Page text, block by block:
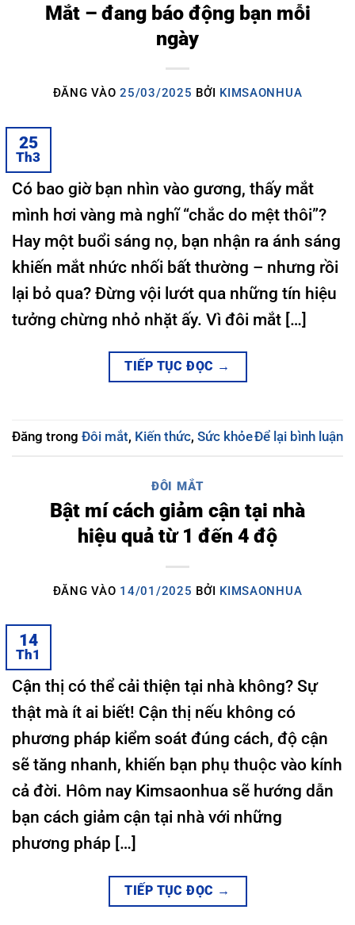
Mắt – đang báo động bạn mỗi
ngày
ĐĂNG VÀO25/03/2025 BỞI KIMSAONHUA
25
Th3
Có bao giờ bạn nhìn vào gương, thấy mắt
mình hơi vàng mà nghĩ “chắc do mệt thôi”?
Hay một buổi sáng nọ, bạn nhận ra ánh sáng
khiến mắt nhức nhối bất thường – nhưng rồi
lại bỏ qua? Đừng vội lướt qua những tín hiệu
tưởng chừng nhỏ nhặt ấy. Vì đôi mắt […]
TIẾP TỤC ĐỌC →
Đăng trong Đôi mắt, Kiến thức, Sức khỏeĐể lại bình luận
ĐÔI MẮT
Bật mí cách giảm cận tại nhà
hiệu quả từ 1 đến 4 độ
ĐĂNG VÀO 14/01/2025 BỞI KIMSAONHUA
14
Th1
Cận thị có thể cải thiện tại nhà không? Sự
thật mà ít ai biết! Cận thị nếu không có
phương pháp kiểm soát đúng cách, độ cận
sẽ tăng nhanh, khiến bạn phụ thuộc vào kính
cả đời. Hôm nay Kimsaonhua sẽ hướng dẫn
bạn cách giảm cận tại nhà với những
phương pháp […]
TIẾP TỤC ĐỌC →